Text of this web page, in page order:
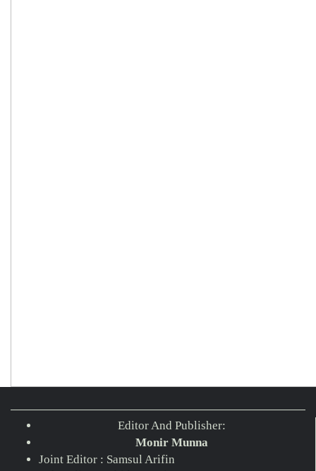
Editor And Publisher:
Monir Munna
Joint Editor : Samsul Arifin